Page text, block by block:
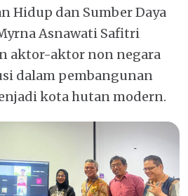
Hidup dan Sumber Daya
Asnawati Safitri
aktor-aktor non negara
dalam pembangunan
kota hutan modern.